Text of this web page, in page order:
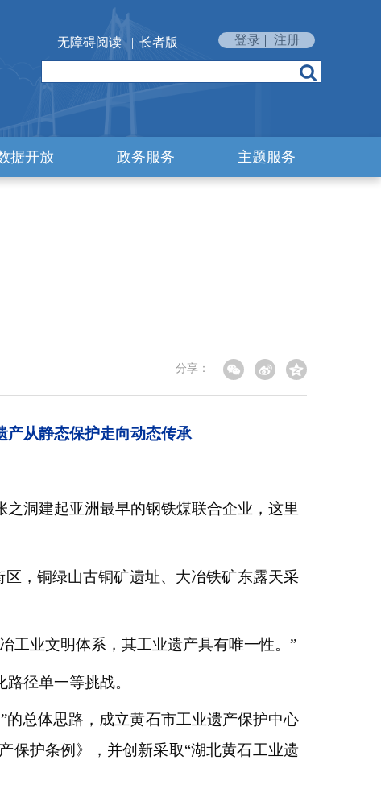
无障碍阅读 | 长者版 登录 | 注册
据开放 政务服务 主题服务
分享：
从静态保护走向动态传承
洞建起亚洲最早的钢铁煤联合企业，这里
，铜绿山古铜矿遗址、大冶铁矿东露天采
工业文明体系，其工业遗产具有唯一性。”
径单一等挑战。
总体思路，成立黄石市工业遗产保护中心
保护条例》，并创新采取“湖北黄石工业遗